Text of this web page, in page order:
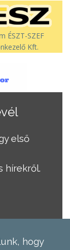
ÉSZT-SZEF
Kft.
első
hírekről.
hogy